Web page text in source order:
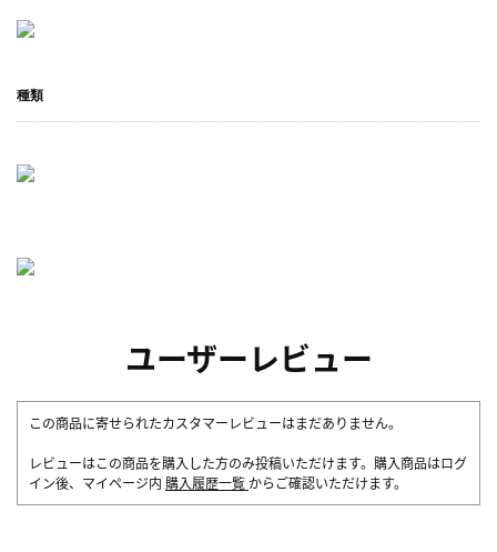
種類
ユーザーレビュー
この商品に寄せられたカスタマーレビューはまだありません。
レビューはこの商品を購入した方のみ投稿いただけます。購入商品はログ
イン後、マイページ内 購入履歴一覧 からご確認いただけます。